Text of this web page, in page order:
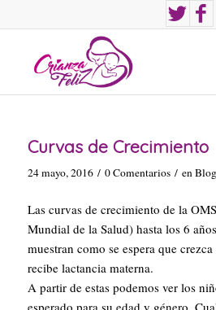
Curvas de Crecimiento
24 mayo, 2016 / 0 Comentarios / enBlog
Las curvas de crecimiento de la
Mundial de la Salud) hasta los 6
muestran como se espera que
recibe lactancia materna.
A partir de estas podemos ver los
esperado para su edad y género.